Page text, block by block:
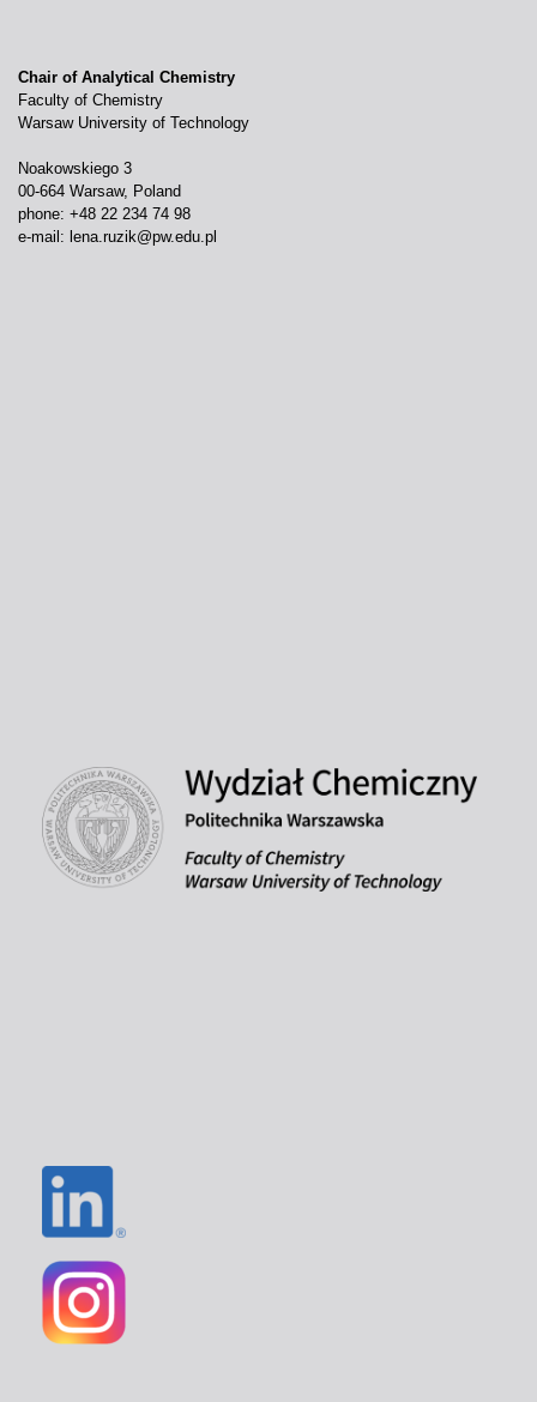
Chair of Analytical Chemistry
Faculty of Chemistry
Warsaw University of Technology
Noakowskiego 3
00-664 Warsaw, Poland
phone: +48 22 234 74 98
e-mail: lena.ruzik@pw.edu.pl